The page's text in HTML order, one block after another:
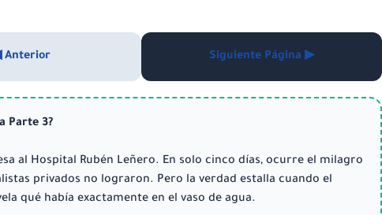
Anterior Siguiente Página ▶
Parte 3?
al Hospital Rubén Leñero. En solo cinco días, ocurre el milagro
privados no lograron. Pero la verdad estalla cuando el
qué había exactamente en el vaso de agua.